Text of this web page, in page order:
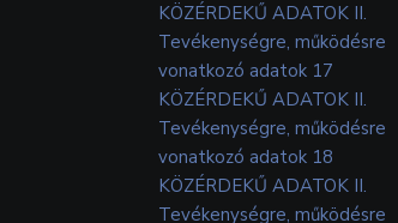
KÖZÉRDEKŰ ADATOK II.
Tevékenységre, működésre
vonatkozó adatok 17
KÖZÉRDEKŰ ADATOK II.
Tevékenységre, működésre
vonatkozó adatok 18
KÖZÉRDEKŰ ADATOK II.
Tevékenységre, működésre